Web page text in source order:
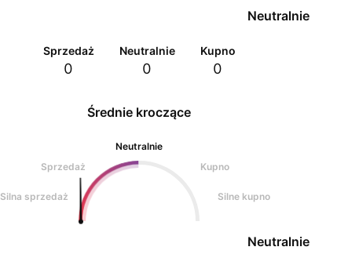
Neutralnie
Sprzedaż
0
Neutralnie
0
Kupno
0
Średnie kroczące
Neutralnie
Sprzedaż
Kupno
Silna sprzedaż Silne kupno
Neutralnie